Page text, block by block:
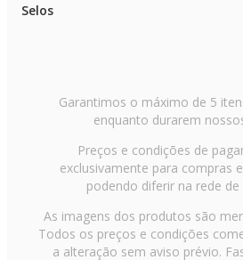
Selos
Garantimos o máximo de 5
enquanto durarem
Preços e condições de
exclusivamente para compras
podendo diferir na rede de
As imagens dos produtos são
Todos os preços e condições
a alteração sem aviso prévio.